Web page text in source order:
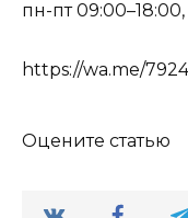
пн-пт
https://wa.me/
Оцените статью